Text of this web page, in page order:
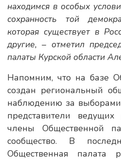
находимся в особых
сохранность той
которая существует в
другие, – отметил
палаты Курской области
Напомним, что на базе
создан региональный
наблюдению за
представители
члены Общественной
сообщество. В
Общественная палата